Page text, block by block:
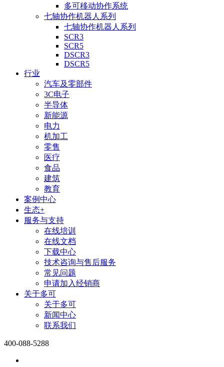
多可移动协作系统
七轴协作机器人系列
七轴协作机器人系列
SCR3
SCR5
DSCR3
DSCR5
行业
汽车及零部件
3C电子
半导体
新能源
电力
机加工
零售
医疗
食品
建筑
教育
案例中心
生态+
服务与支持
在线培训
在线文档
下载中心
技术咨询与售后服务
常见问题
申请加入经销商
关于多可
关于多可
新闻中心
联系我们
400-088-5288